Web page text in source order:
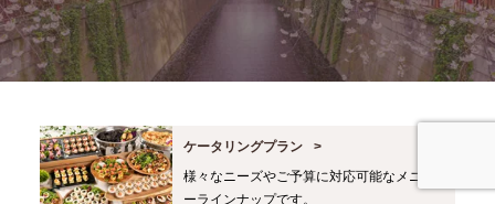
ケータリングプラン
様々なニーズやご予算に対応可能なメニュ
ーラインナップです。